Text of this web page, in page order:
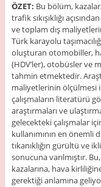
ÖZET: Bu bölüm,
trafik sıkışıklığı
ve toplam dış
Türk karayolu
oluşturan otomobiller,
(HDV’ler), otobüsler ve
tahmin etmektedir.
maliyetlerinin ölçülmesi
çalışmaların literatürü
araştırmaları ve
gelecekteki çalışmalar
kullanımının en önemli
tıkanıklığın gürültü ve
sonucuna varılmıştır.
kazalarına, hava
gerektiği anlamına